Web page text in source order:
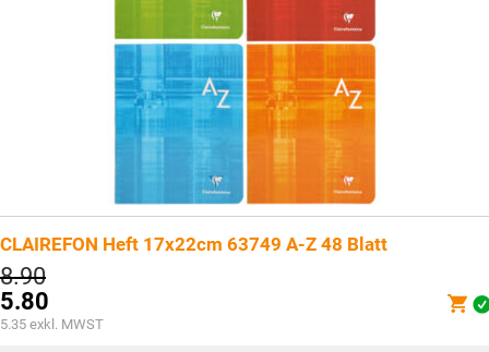
CLAIREFON Heft 17x22cm 63749 A-Z 48 Blatt
8.90Ursprünglicher
Preis
war:
CHF8.90
5.80
Aktueller
5.35 exkl. MWST